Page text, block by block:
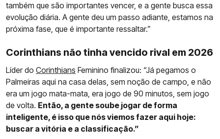
também que são importantes vencer, e a gente busca essa
evolução diária. A gente deu um passo adiante, estamos na
próxima fase, que é importante ressaltar.”
Corinthians não tinha vencido rival em 2026
Líder do Corinthians Feminino finalizou: “Já pegamos o
Palmeiras aqui na casa delas, sem noção de campo, e não
era um jogo mata-mata, era jogo de 90 minutos, sem jogo
de volta. Então, a gente soube jogar de forma
inteligente, é isso que nós viemos fazer aqui hoje:
buscar a vitória e a classificação.”